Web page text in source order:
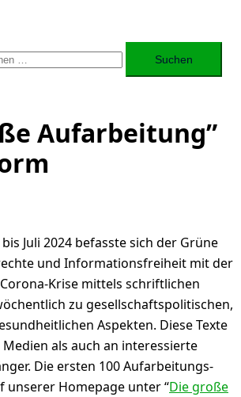
Aufarbeitung”
Juli 2024 befasste sich der Grüne
und Informationsfreiheit mit der
Krise mittels schriftlichen
zu gesellschaftspolitischen,
Aspekten. Diese Texte
als auch an interessierte
Die ersten 100 Aufarbeitungs-
unserer Homepage unter “Die große